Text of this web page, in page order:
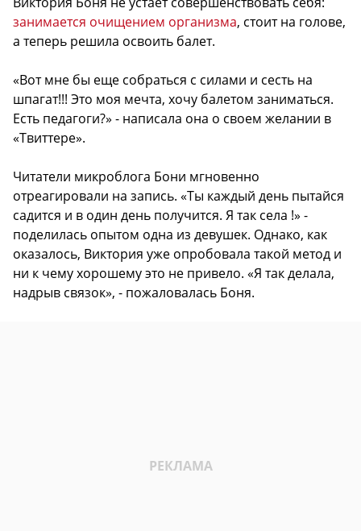
занимается очищением организма, стоит на голове,
а теперь решила освоить балет.
«Вот мне бы еще собраться с силами и сесть на
шпагат!!! Это моя мечта, хочу балетом заниматься.
Есть педагоги?» - написала она о своем желании в
«Твиттере».
Читатели микроблога Бони мгновенно
отреагировали на запись. «Ты каждый день пытайся
садится и в один день получится. Я так села !» -
поделилась опытом одна из девушек. Однако, как
оказалось, Виктория уже опробовала такой метод и
ни к чему хорошему это не привело. «Я так делала,
надрыв связок», - пожаловалась Боня.